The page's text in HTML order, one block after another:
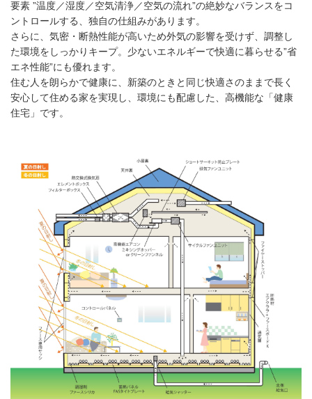
要素 ”温度／湿度／空気清浄／空気の流れ”の絶妙なバランスをコ
ントロールする、独自の仕組みがあります。
さらに、気密・断熱性能が高いため外気の影響を受けず、調整し
た環境をしっかりキープ。少ないエネルギーで快適に暮らせる”省
エネ性能”にも優れます。
住む人を朗らかで健康に、新築のときと同じ快適さのままで長く
安心して住める家を実現し、環境にも配慮した、高機能な「健康
住宅」です。